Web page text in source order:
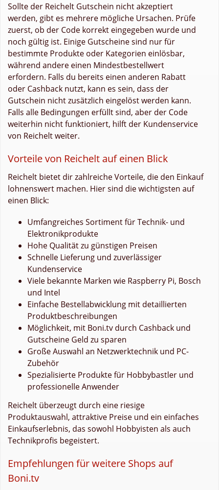
Sollte der Reichelt Gutschein nicht akzeptiert
werden, gibt es mehrere mögliche Ursachen. Prüfe
zuerst, ob der Code korrekt eingegeben wurde und
noch gültig ist. Einige Gutscheine sind nur für
bestimmte Produkte oder Kategorien einlösbar,
während andere einen Mindestbestellwert
erfordern. Falls du bereits einen anderen Rabatt
oder Cashback nutzt, kann es sein, dass der
Gutschein nicht zusätzlich eingelöst werden kann.
Falls alle Bedingungen erfüllt sind, aber der Code
weiterhin nicht funktioniert, hilft der Kundenservice
von Reichelt weiter.
Vorteile von Reichelt auf einen Blick
Reichelt bietet dir zahlreiche Vorteile, die den Einkauf
lohnenswert machen. Hier sind die wichtigsten auf
einen Blick:
Umfangreiches Sortiment für Technik- und
Elektronikprodukte
Hohe Qualität zu günstigen Preisen
Schnelle Lieferung und zuverlässiger
Kundenservice
Viele bekannte Marken wie Raspberry Pi, Bosch
und Intel
Einfache Bestellabwicklung mit detaillierten
Produktbeschreibungen
Möglichkeit, mit Boni.tv durch Cashback und
Gutscheine Geld zu sparen
Große Auswahl an Netzwerktechnik und PC-
Zubehör
Spezialisierte Produkte für Hobbybastler und
professionelle Anwender
Reichelt überzeugt durch eine riesige
Produktauswahl, attraktive Preise und ein einfaches
Einkaufserlebnis, das sowohl Hobbyisten als auch
Technikprofis begeistert.
Empfehlungen für weitere Shops auf
Boni.tv